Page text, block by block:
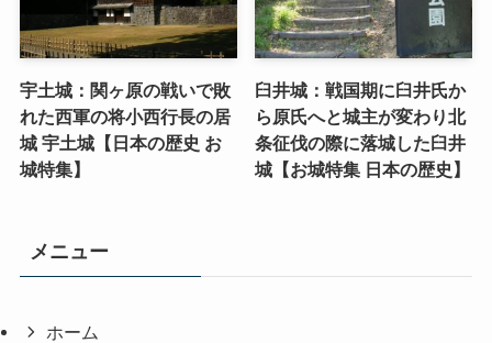
宇土城：関ヶ原の戦いで敗
れた西軍の将小西行長の居
城 宇土城【日本の歴史 お
城特集】
臼井城：戦国期に臼井氏か
ら原氏へと城主が変わり北
条征伐の際に落城した臼井
城【お城特集 日本の歴史】
メニュー
ホーム